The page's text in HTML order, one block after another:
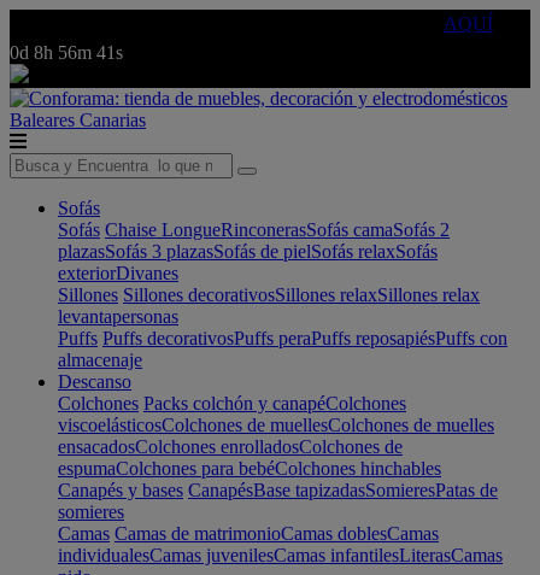
AQUÍ
0d 8h 56m 41s
Baleares Canarias
Sofás
Sofás Chaise LongueRinconerasSofás camaSofás 2
plazasSofás 3 plazasSofás de pielSofás relaxSofás
exteriorDivanes
Sillones Sillones decorativosSillones relaxSillones relax
levantapersonas
Puffs Puffs decorativosPuffs peraPuffs reposapiésPuffs con
almacenaje
Descanso
Colchones Packs colchón y canapéColchones
viscoelásticosColchones de muellesColchones de muelles
ensacadosColchones enrolladosColchones de
espumaColchones para bebéColchones hinchables
Canapés y bases CanapésBase tapizadasSomieresPatas de
somieres
Camas Camas de matrimonioCamas doblesCamas
individualesCamas juvenilesCamas infantilesLiterasCamas